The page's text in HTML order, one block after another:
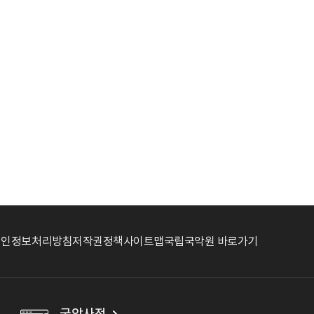
정보처리방침저작권정책사이트맵국립국악원 바로가기